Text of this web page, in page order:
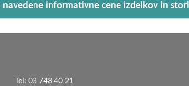
navedene informativne cene izdelkov in
Tel: 03 748 40 21